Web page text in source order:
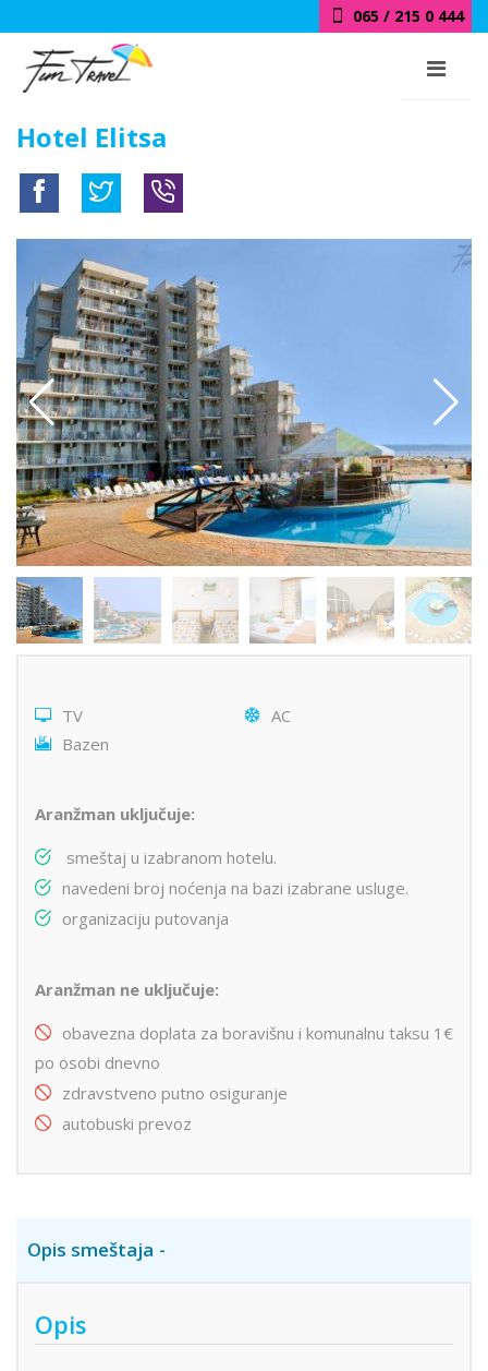
065 / 215 0 444
Hotel Elitsa
TV
AC
Bazen
Aranžman uključuje:
smeštaj u izabranom hotelu.
navedeni broj noćenja na bazi izabrane usluge.
organizaciju putovanja
Aranžman ne uključuje:
obavezna doplata za boravišnu i komunalnu taksu 1€
po osobi dnevno
zdravstveno putno osiguranje
autobuski prevoz
Opis smeštaja
Opis